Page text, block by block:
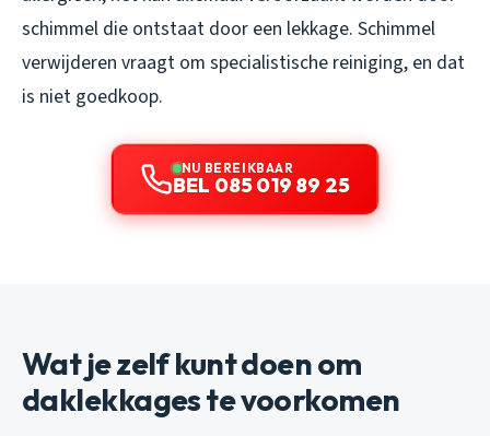
schimmel die ontstaat door een lekkage. Schimmel
verwijderen vraagt om specialistische reiniging, en dat
is niet goedkoop.
NU BEREIKBAAR
BEL 085 019 89 25
Wat je zelf kunt doen om
daklekkages te voorkomen